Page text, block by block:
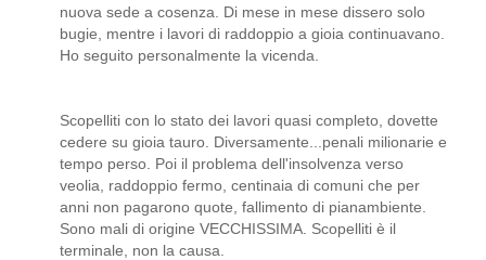
nuova sede a cosenza. Di mese in mese dissero solo
bugie, mentre i lavori di raddoppio a gioia continuavano.
Ho seguito personalmente la vicenda.
Scopelliti con lo stato dei lavori quasi completo, dovette
cedere su gioia tauro. Diversamente...penali milionarie e
tempo perso. Poi il problema dell'insolvenza verso
veolia, raddoppio fermo, centinaia di comuni che per
anni non pagarono quote, fallimento di pianambiente.
Sono mali di origine VECCHISSIMA. Scopelliti è il
terminale, non la causa.